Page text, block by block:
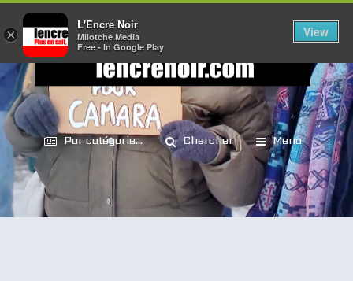
Par catégorie... Chercher Menu
×
L'Encre Noir
Milotche Media
Free - In Google Play
View